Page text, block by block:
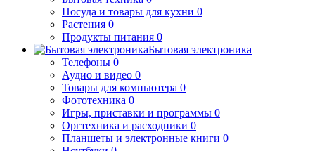
Посуда и товары для кухни 0
Растения 0
Продукты питания 0
Бытовая электроника
Телефоны 0
Аудио и видео 0
Товары для компьютера 0
Фототехника 0
Игры, приставки и программы 0
Оргтехника и расходники 0
Планшеты и электронные книги 0